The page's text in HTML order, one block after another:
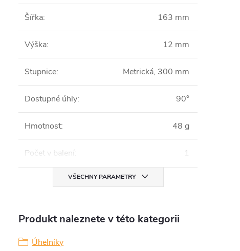
Šířka: 163 mm
Výška: 12 mm
Stupnice: Metrická, 300 mm
Dostupné úhly: 90°
Hmotnost: 48 g
Počet v balení: 1
VŠECHNY PARAMETRY
Produkt naleznete v této kategorii
Úhelníky